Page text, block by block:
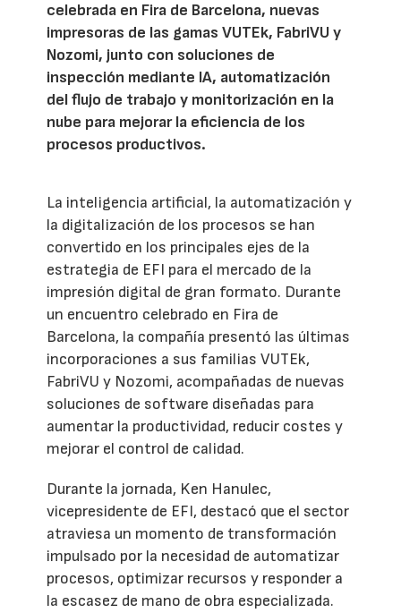
celebrada en Fira de Barcelona, nuevas
impresoras de las gamas VUTEk, FabriVU y
Nozomi, junto con soluciones de
inspección mediante IA, automatización
del flujo de trabajo y monitorización en la
nube para mejorar la eficiencia de los
procesos productivos.
La inteligencia artificial, la automatización y
la digitalización de los procesos se han
convertido en los principales ejes de la
estrategia de EFI para el mercado de la
impresión digital de gran formato. Durante
un encuentro celebrado en Fira de
Barcelona, la compañía presentó las últimas
incorporaciones a sus familias VUTEk,
FabriVU y Nozomi, acompañadas de nuevas
soluciones de software diseñadas para
aumentar la productividad, reducir costes y
mejorar el control de calidad.
Durante la jornada, Ken Hanulec,
vicepresidente de EFI, destacó que el sector
atraviesa un momento de transformación
impulsado por la necesidad de automatizar
procesos, optimizar recursos y responder a
la escasez de mano de obra especializada.